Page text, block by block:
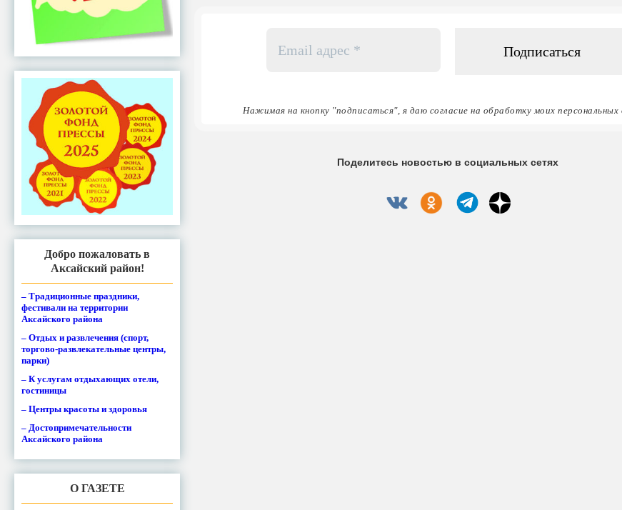
Добро пожаловать в
Аксайский район!
– Традиционные праздники,
фестивали на территории
Аксайского района
– Отдых и развлечения (спорт,
торгово-развлекательные центры,
парки)
– К услугам отдыхающих отели,
гостиницы
– Центры красоты и здоровья
– Достопримечательности
Аксайского района
О ГАЗЕТЕ
адрес
Нажимая на кнопку "подписаться", я даю согласие на обработку моих персональных
Поделитесь новостью в социальных сетях